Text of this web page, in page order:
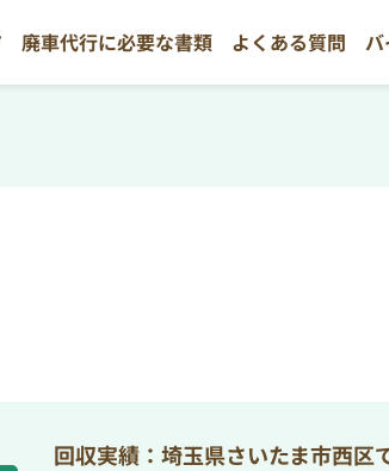
廃車代行に必要な書類 よくある質問
回収実績：埼玉県さいたま市西区